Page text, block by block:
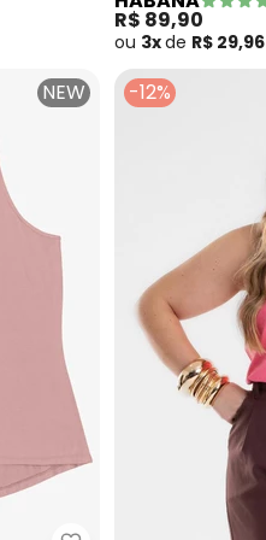
R$ 89,90
ou 3xde R$ 29,96
NEW -12%